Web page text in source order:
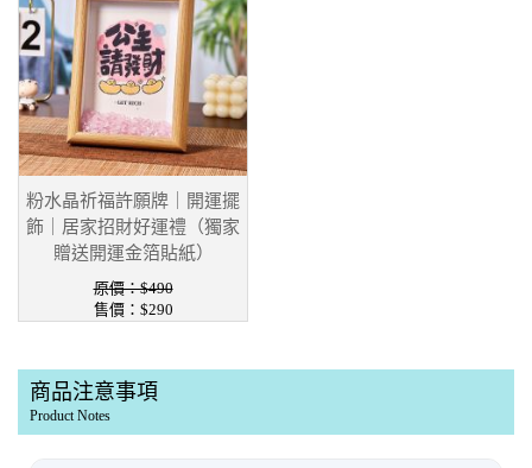
粉水晶祈福許願牌｜開運擺
飾｜居家招財好運禮（獨家
贈送開運金箔貼紙）
原價：$490
售價：$290
商品注意事項
Product Notes